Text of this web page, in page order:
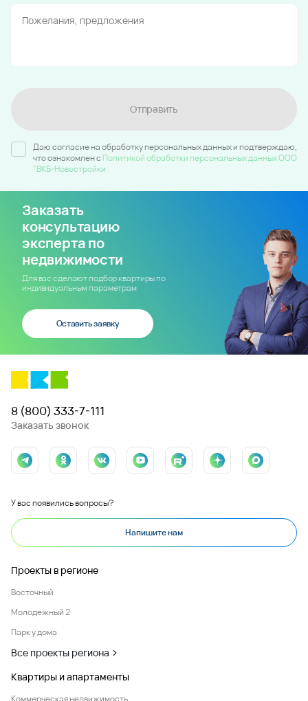
Отправить
Даю согласие на обработку персональных данных и подтверждаю,
что ознакомлен c Политикой обработки персональных данных ООО
"ВКБ-Новостройки
Заказать
консультацию
эксперта по
недвижимости
Для вас сделают подбор квартиры по
индивидуальным параметрам
Оставить заявку
8 (800) 333-7-111
Заказать звонок
У вас появились вопросы?
Напишите нам
Проекты в регионе
Восточный
Молодежный 2
Парк у дома
Все проекты региона
Квартиры и апартаменты
Коммерческая недвижимость